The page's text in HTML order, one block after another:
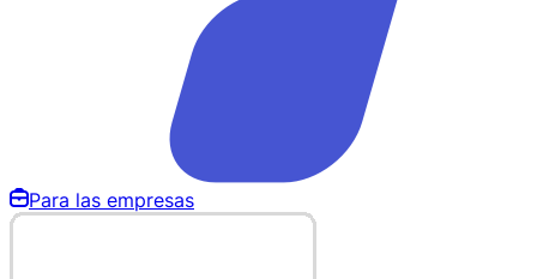
Para las empresas